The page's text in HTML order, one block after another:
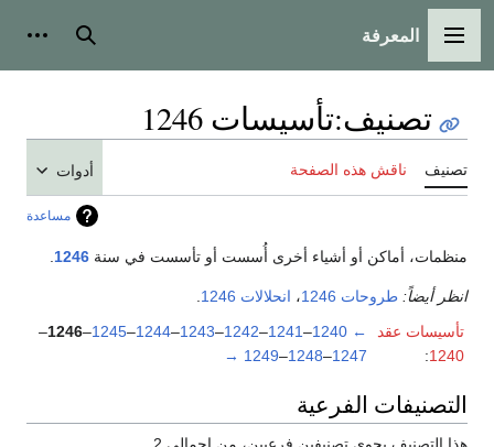
القائمة الرئيسية
المعرفة بحث
تصنيف:تأسيسات 1246
تصنيف ناقش هذه الصفحة أدوات
مساعدة
منظمات، أماكن أو أشياء أخرى أُسست أو تأسست في سنة 1246
انظر أيضاً: طروحات 1246 ، انحلالات 1246
تأسيسات عقد
1240
:
←
1240
–
1241
–
1242
–
1243
–
1244
–
1245
–
1246
–
1247
–
1248
–
1249
→
التصنيفات الفرعية